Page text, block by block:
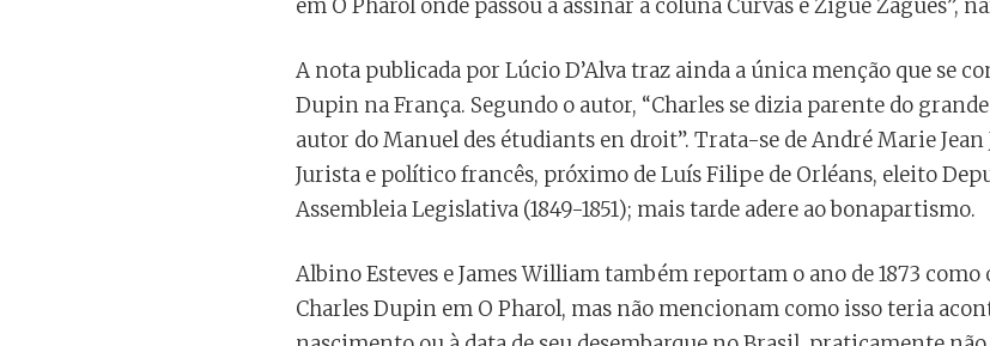
em O Pharol onde passou a assinar a coluna Curvas e Zigue Zagues”,
A nota publicada por Lúcio D’Alva traz ainda a única menção que se
Dupin na França. Segundo o autor, “Charles se dizia parente do
autor do Manuel des étudiants en droit”. Trata-se de André Marie Jean
Jurista e político francês, próximo de Luís Filipe de Orléans, eleito
Assembleia Legislativa (1849-1851); mais tarde adere ao bonapartismo.
Albino Esteves e James William também reportam o ano de 1873
Charles Dupin em O Pharol, mas não mencionam como isso teria